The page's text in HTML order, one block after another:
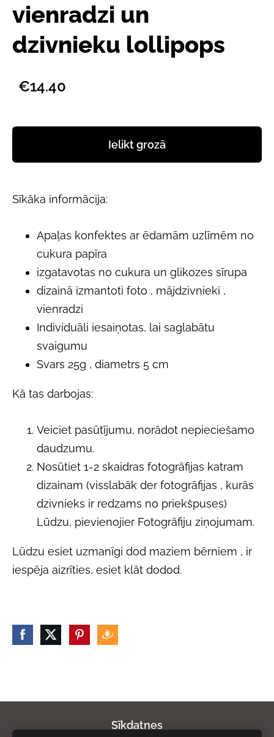
vienradzi un
dzivnieku lollipops
€14.40
Ielikt grozā
Sīkāka informācija:
Apaļas konfektes ar ēdamām uzlīmēm no
cukura papīra
izgatavotas no cukura un glikozes sīrupa
dizainā izmantoti foto , mājdzivnieki ,
vienradzi
Individuāli iesaiņotas, lai saglabātu
svaigumu
Svars 25g , diametrs 5 cm
Kā tas darbojas:
Veiciet pasūtījumu, norādot nepieciešamo
daudzumu.
Nosūtiet 1-2 skaidras fotogrāfijas katram
dizainam (visslabāk der fotogrāfijas , kurās
dzivnieks ir redzams no priekšpuses)
Lūdzu, pievienojier Fotogrāfiju ziņojumam.
Lūdzu esiet uzmanīgi dod maziem bērniem , ir
iespēja aizrīties, esiet klāt dodod.
Sīkdatnes